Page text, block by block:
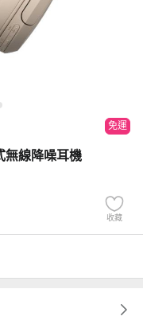
免運
無線降噪耳機
收藏